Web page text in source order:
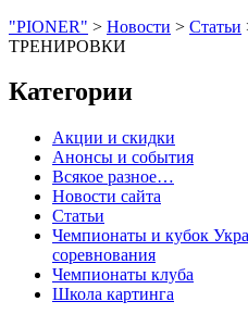
"PIONER" > Новости > Статьи
ТРЕНИРОВКИ
Категории
Акции и скидки
Анонсы и события
Всякое разное…
Новости сайта
Статьи
Чемпионаты и кубок
соревнования
Чемпионаты клуба
Школа картинга